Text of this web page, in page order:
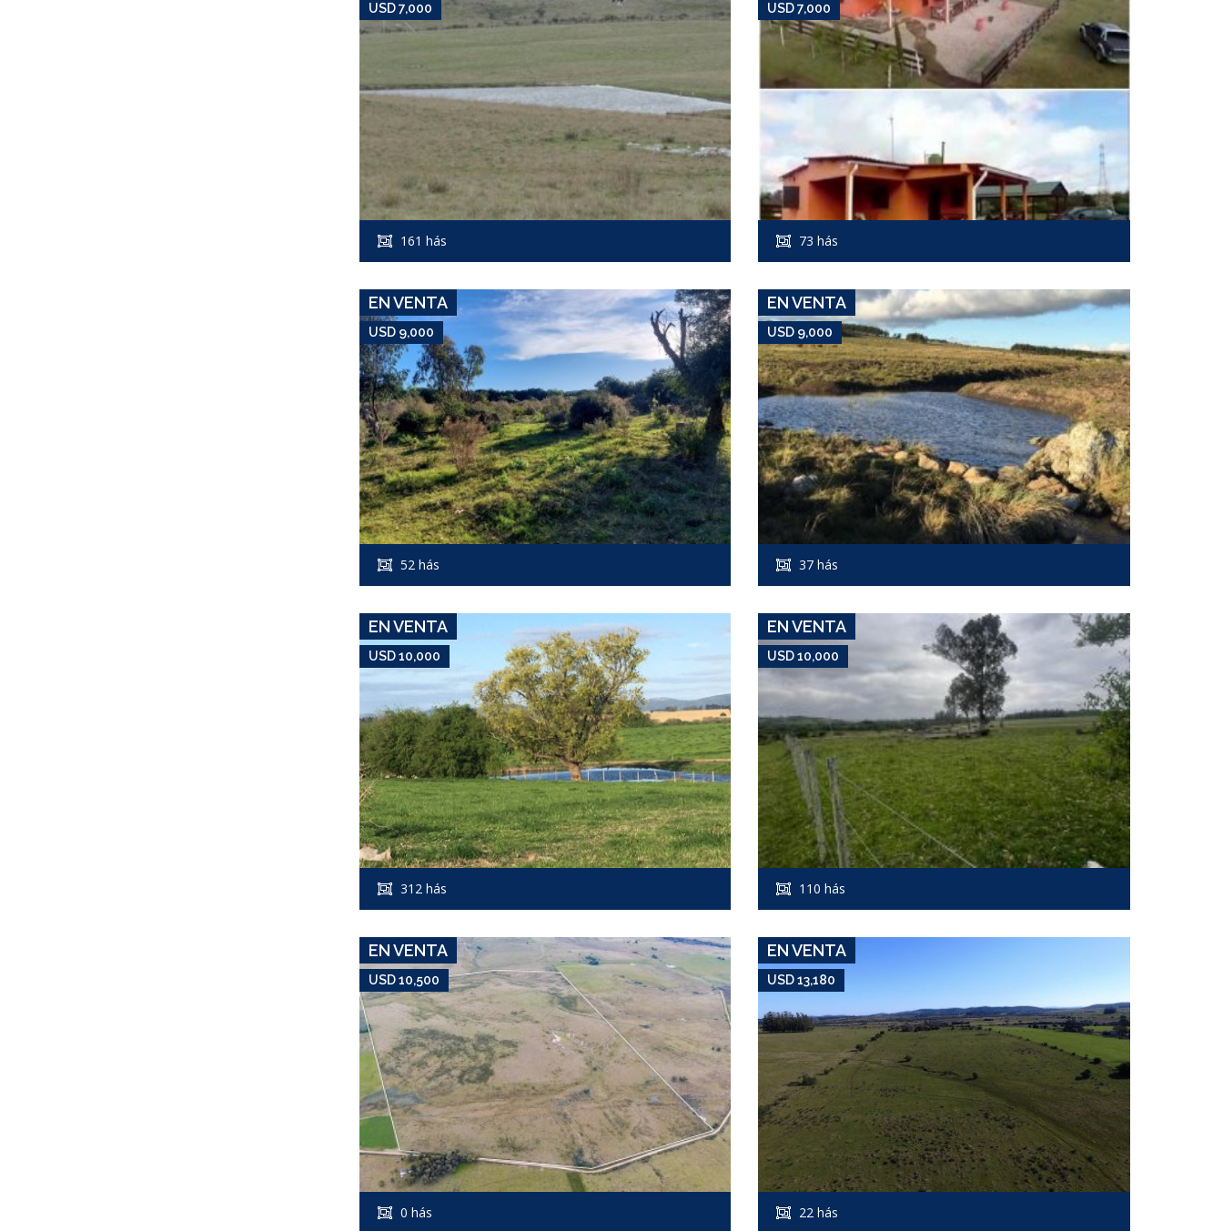
USD 7,000
161 hás
USD 7,000
73 hás
USD 9,000
Campo #6793
EN VENTA
USD 9,000
52 hás
USD 9,000
Campo #7362
EN VENTA
USD 9,000
37 hás
USD 10,000
Campo #7085
EN VENTA
USD 10,000
312 hás
USD 10,000
Campo #7901
EN VENTA
USD 10,000
110 hás
USD 10,500
Campo #8347
EN VENTA
USD 10,500
0 hás
USD 13,180
Campo #4184
EN VENTA
USD 13,180
22 hás
USD 13,928
Campo #7932
USD 14,880
Campo #7083